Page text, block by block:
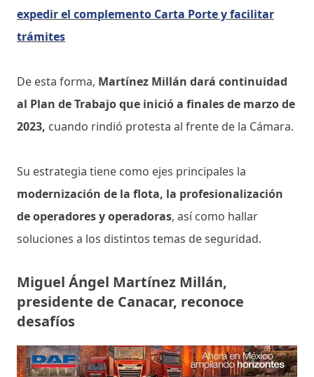
expedir el complemento Carta Porte y facilitar
trámites
De esta forma, Martínez Millán dará continuidad
al Plan de Trabajo que inició a finales de marzo de
2023, cuando rindió protesta al frente de la Cámara.
Su estrategia tiene como ejes principales la
modernización de la flota, la profesionalización
de operadores y operadoras, así como hallar
soluciones a los distintos temas de seguridad.
Miguel Ángel Martínez Millán,
presidente de Canacar, reconoce
desafíos